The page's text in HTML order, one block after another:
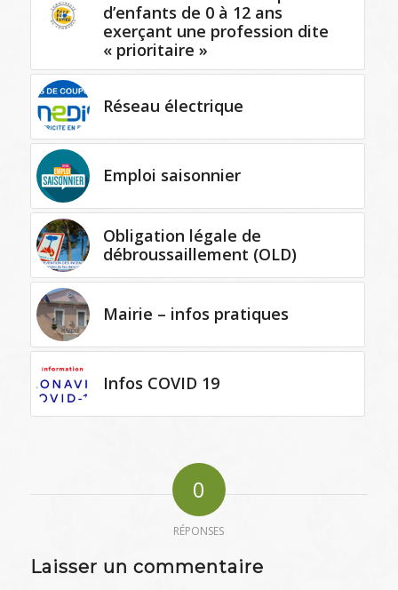
d’enfants de 0 à 12 ans
exerçant une profession dite
« prioritaire »
Réseau électrique
Emploi saisonnier
Obligation légale de
débroussaillement (OLD)
Mairie – infos pratiques
Infos COVID 19
0
RÉPONSES
Laisser un commentaire